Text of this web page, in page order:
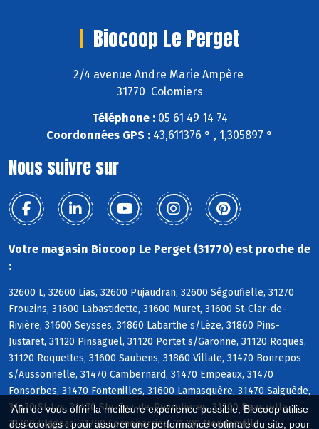
Afin de vous offrir la meilleure expérience possible, Biocoop utilise
des cookies : pour assurer une performance optimale du site, pour
Biocoop Le Perget
2/4 avenue Andre Marie Ampère
31770 Colomiers
Téléphone :05 61 49 14 74
Coordonnées GPS : 43,611376 ° , 1,305897 °
Nous suivre sur
Votre magasin Biocoop Le Perget (31770) est proche de
:
32600 L, 32600 Lias, 32600 Pujaudran, 32600 Ségoufielle, 31270
Frouzins, 31600 Labastidette, 31600 Muret, 31600 St-Clar-de-
Rivière, 31600 Seysses, 31860 Labarthe s/Lèze, 31860 Pins-
Justaret, 31120 Pinsaguel, 31120 Portet s/Garonne, 31120 Roques,
31120 Roquettes, 31600 Saubens, 31860 Villate, 31470 Bonrepos
s/Aussonnelle, 31470 Cambernard, 31470 Empeaux, 31470
Fonsorbes, 31470 Fontenilles, 31600 Lamasquère, 31470 Saiguède,
31470 St-Lys, 31470 Ste-Foy-de-Peyrolières, 31700 Beauzelle,
31700 Blagnac, 31700 Cornebarrieu, 31700 Mondonville